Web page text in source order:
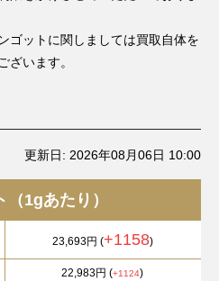
ゴットに関しましては買取自体を
ざいます。
更新日: 2026年08月06日 10:00
1gあたり）
23,693円 (+1158)
22,983円 (+1124)